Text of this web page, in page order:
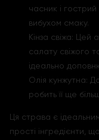
часник і
вибухом смаку.
Кінза свіжа: Цей
салату свіжого
ідеально
Олія кунжутна:
робить її ще
Ця страва є
прості інгредієнти,